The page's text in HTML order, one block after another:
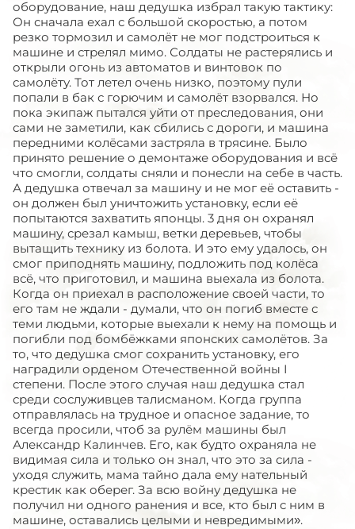
оборудование, наш дедушка избрал такую тактику:
Он сначала ехал с большой скоростью, а потом
резко тормозил и самолёт не мог подстроиться к
машине и стрелял мимо. Солдаты не растерялись и
открыли огонь из автоматов и винтовок по
самолёту. Тот летел очень низко, поэтому пули
попали в бак с горючим и самолёт взорвался. Но
пока экипаж пытался уйти от преследования, они
сами не заметили, как сбились с дороги, и машина
передними колёсами застряла в трясине. Было
принято решение о демонтаже оборудования и всё
что смогли, солдаты сняли и понесли на себе в часть.
А дедушка отвечал за машину и не мог её оставить -
он должен был уничтожить установку, если её
попытаются захватить японцы. 3 дня он охранял
машину, срезал камыш, ветки деревьев, чтобы
вытащить технику из болота. И это ему удалось, он
смог приподнять машину, подложить под колёса
всё, что приготовил, и машина выехала из болота.
Когда он приехал в расположение своей части, то
его там не ждали - думали, что он погиб вместе с
теми людьми, которые выехали к нему на помощь и
погибли под бомбёжками японских самолётов. За
то, что дедушка смог сохранить установку, его
наградили орденом Отечественной войны I
степени. После этого случая наш дедушка стал
среди сослуживцев талисманом. Когда группа
отправлялась на трудное и опасное задание, то
всегда просили, чтоб за рулём машины был
Александр Калинчев. Его, как будто охраняла не
видимая сила и только он знал, что это за сила -
уходя служить, мама тайно дала ему нательный
крестик как оберег. За всю войну дедушка не
получил ни одного ранения и все, кто был с ним в
машине, оставались целыми и невредимыми».